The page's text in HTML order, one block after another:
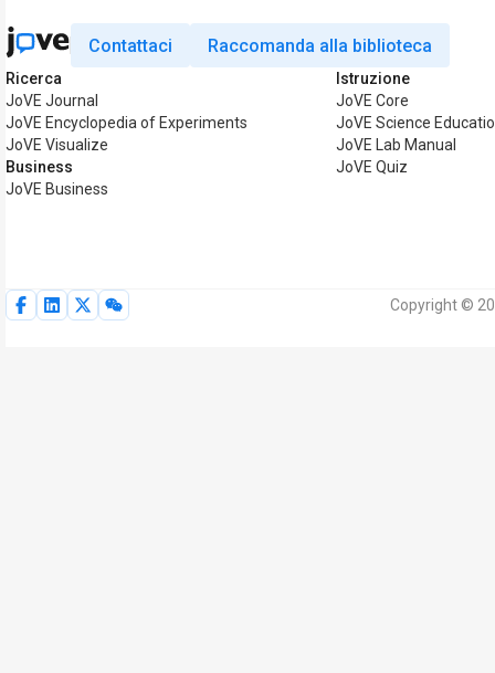
Contattaci Raccomanda alla biblioteca
Ricerca
JoVE Journal
JoVE Encyclopedia of Experiments
JoVE Visualize
Business
JoVE Business
Istruzione
JoVE Core
JoVE Science
JoVE Lab Manual
JoVE Quiz
Copyright ©